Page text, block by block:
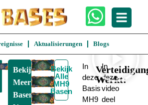
Aktualisierungen Blogs
Bekijk
Meer
Basen
Bekijk
Alle
MH9
Basen
In
deze
Basis
MH9
Werkt:
In
deze
video
deel